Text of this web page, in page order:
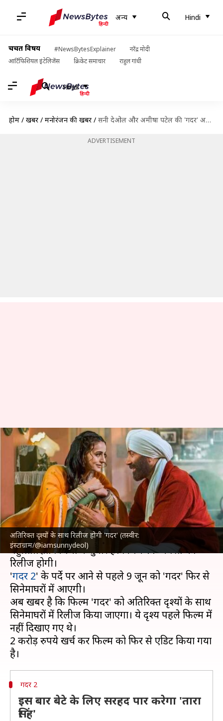
अन्य Hindi
चर्चित विषय #NewsBytesExplainer
नरेंद्र मोदी
आर्टिफिशियल इंटेलिजेंस
क्रिकेट समाचार राहुल गांधी
Hindi
होम / खबरें / मनोरंजन की खबरें / सनी देओल और अमीषा पटेल की 'गदर' अतिरिक्त दृश्यों के साथ सिनेमाघरों में होगी रिलीज
ADVERTISEMENT
अतिरिक्त दृश्यों के साथ रिलीज होगी 'गदर' (तस्वीर:
इंस्टाग्राम/@iamsunnydeol)
सनी देओल और अमीषा पटेल की
'गदर' अतिरिक्त दृश्यों के साथ
सिनेमाघरों में होगी रिलीज
दीक्षा शर्मा Jun 06, 2023 01:52 pm
क्या है खबर?
सनी देओलऔरअमीषा पटेलकी 'गदर 2' इस साल की
बहुप्रतीक्षित फिल्मों में शुमार है। फिल्म 11 अगस्त को
रिलीज होगी।
'गदर 2' के पर्दे पर आने से पहले 9 जून को 'गदर' फिर से
सिनेमाघरों में आएगी।
अब खबर है कि फिल्म 'गदर' को अतिरिक्त दृश्यों के साथ
सिनेमाघरों में रिलीज किया जाएगा। ये दृश्य पहले फिल्म में
नहीं दिखाए गए थे।
2 करोड़ रुपये खर्च कर फिल्म को फिर से एडिट किया गया
गदर 2
इस बार बेटे के लिए सरहद पार करेगा 'तारा
सिंह'